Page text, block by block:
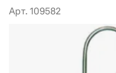
Арт. 109582